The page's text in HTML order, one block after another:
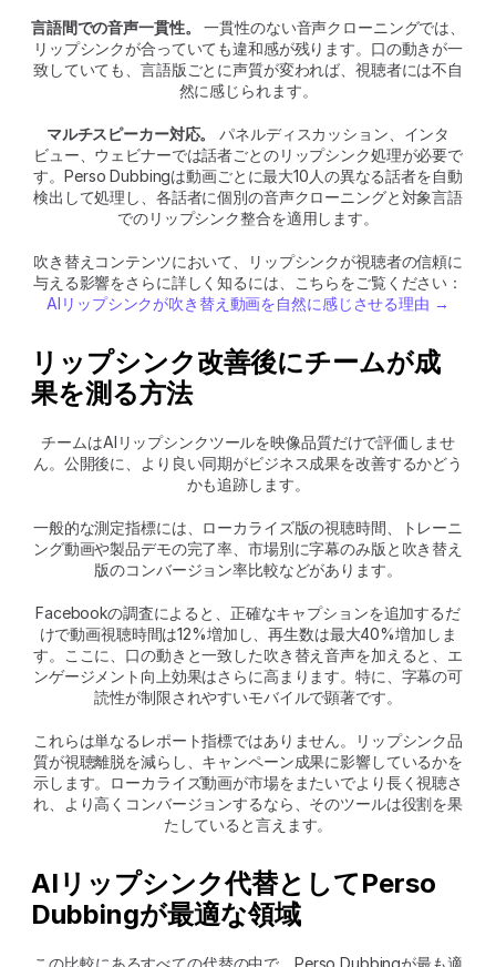
言語間での音声一貫性。
一貫性のない音声クローニングでは、
リップシンクが合っていても違和感が残ります。口の動きが一
致していても、言語版ごとに声質が変われば、視聴者には不自
然に感じられます。
マルチスピーカー対応。
パネルディスカッション、インタ
ビュー、ウェビナーでは話者ごとのリップシンク処理が必要で
す。Perso Dubbingは動画ごとに最大10人の異なる話者を自動
検出して処理し、各話者に個別の音声クローニングと対象言語
でのリップシンク整合を適用します。
吹き替えコンテンツにおいて、リップシンクが視聴者の信頼に
与える影響をさらに詳しく知るには、こちらをご覧ください：
AIリップシンクが吹き替え動画を自然に感じさせる理由 →
リップシンク改善後にチームが成
果を測る方法
チームはAIリップシンクツールを映像品質だけで評価しませ
ん。公開後に、より良い同期がビジネス成果を改善するかどう
かも追跡します。
一般的な測定指標には、ローカライズ版の視聴時間、トレーニ
ング動画や製品デモの完了率、市場別に字幕のみ版と吹き替え
版のコンバージョン率比較などがあります。
Facebookの調査によると、正確なキャプションを追加するだ
けで動画視聴時間は12%増加し、再生数は最大40%増加しま
す。ここに、口の動きと一致した吹き替え音声を加えると、エ
ンゲージメント向上効果はさらに高まります。特に、字幕の可
読性が制限されやすいモバイルで顕著です。
これらは単なるレポート指標ではありません。リップシンク品
質が視聴離脱を減らし、キャンペーン成果に影響しているかを
示します。ローカライズ動画が市場をまたいでより長く視聴さ
れ、より高くコンバージョンするなら、そのツールは役割を果
たしていると言えます。
AIリップシンク代替としてPerso
Dubbingが最適な領域
この比較にあるすべての代替の中で、Perso Dubbingが最も適